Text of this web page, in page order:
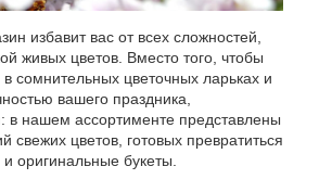
избавит вас от всех сложностей,
живых цветов. Вместо того, чтобы
сомнительных цветочных ларьках и
вашего праздника,
в нашем ассортименте представлены
свежих цветов, готовых превратиться
оригинальные букеты.